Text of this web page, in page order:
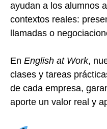
ayudan a los alumnos
contextos reales:
llamadas o
En English at Work,
clases y tareas
de cada empresa,
aporte un valor real y